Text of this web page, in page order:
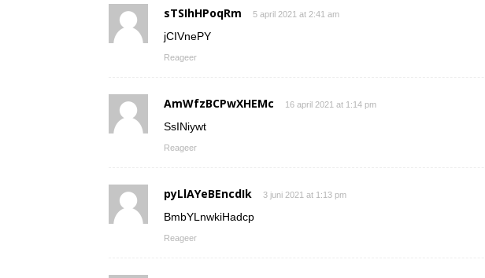
sTSIhHPoqRm 5 april 2021 at 2:41 am
jCIVnePY
Reageer
AmWfzBCPwXHEMc 16 april 2021 at 1:14 pm
SsINiywt
Reageer
pyLlAYeBEncdIk 3 juni 2021 at 1:13 pm
BmbYLnwkiHadcp
Reageer